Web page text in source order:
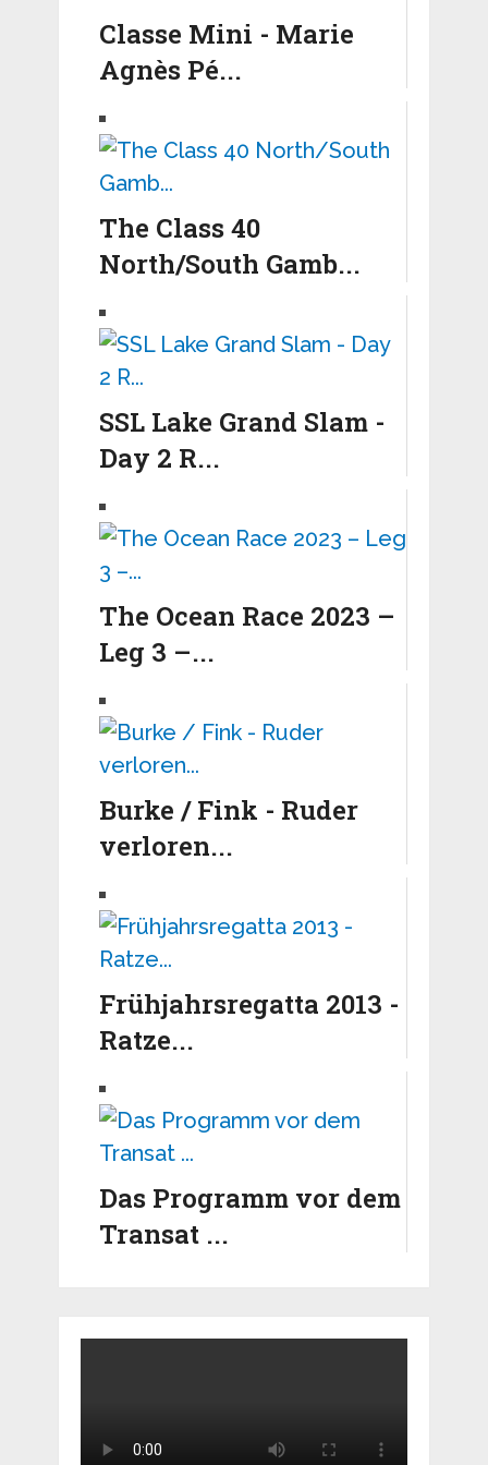
Classe Mini - Marie
Agnès Pé...
The Class 40
North/South Gamb...
SSL Lake Grand Slam -
Day 2 R...
The Ocean Race 2023 –
Leg 3 –...
Burke / Fink - Ruder
verloren...
Frühjahrsregatta 2013 -
Ratze...
Das Programm vor dem
Transat ...